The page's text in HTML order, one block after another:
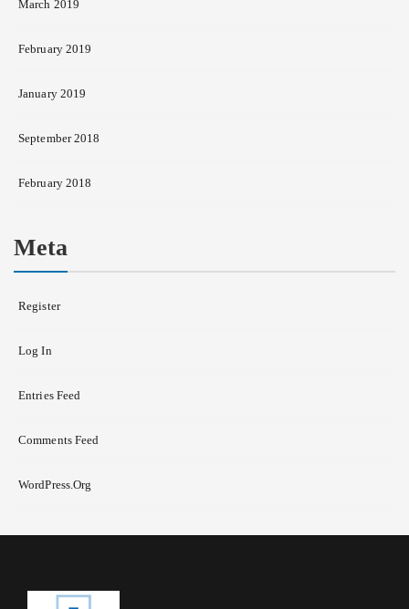
March 2019
February 2019
January 2019
September 2018
February 2018
Meta
Register
Log In
Entries Feed
Comments Feed
WordPress.org